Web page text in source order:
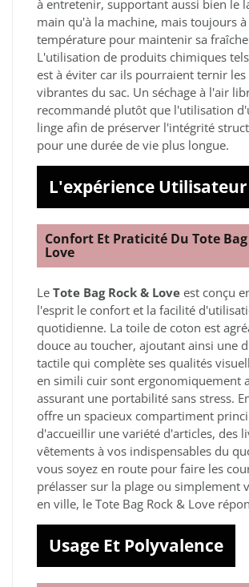
à entretenir, supportant aussi bien le
main qu'à la machine, mais toujours à
température pour maintenir sa
L'utilisation de produits chimiques
est à éviter car ils pourraient ternir
vibrantes du sac. Un séchage à l'air
recommandé plutôt que l'utilisation
linge afin de préserver l'intégrité
pour une durée de vie plus longue.
L'expérience Utilisateur
Confort Et Praticité Du Tote
Love
Le Tote Bag Rock & Love est conçu
l'esprit le confort et la facilité
quotidienne. La toile de coton est
douce au toucher, ajoutant ainsi une
tactile qui complète ses qualités
en simili cuir sont ergonomiquement
assurant une portabilité sans stress.
offre un spacieux compartiment
d'accueillir une variété d'articles, des
vêtements à vos indispensables du
vous soyez en route pour faire les
prélasser sur la plage ou simplement
en ville, le Tote Bag Rock & Love
Usage Et Polyvalence